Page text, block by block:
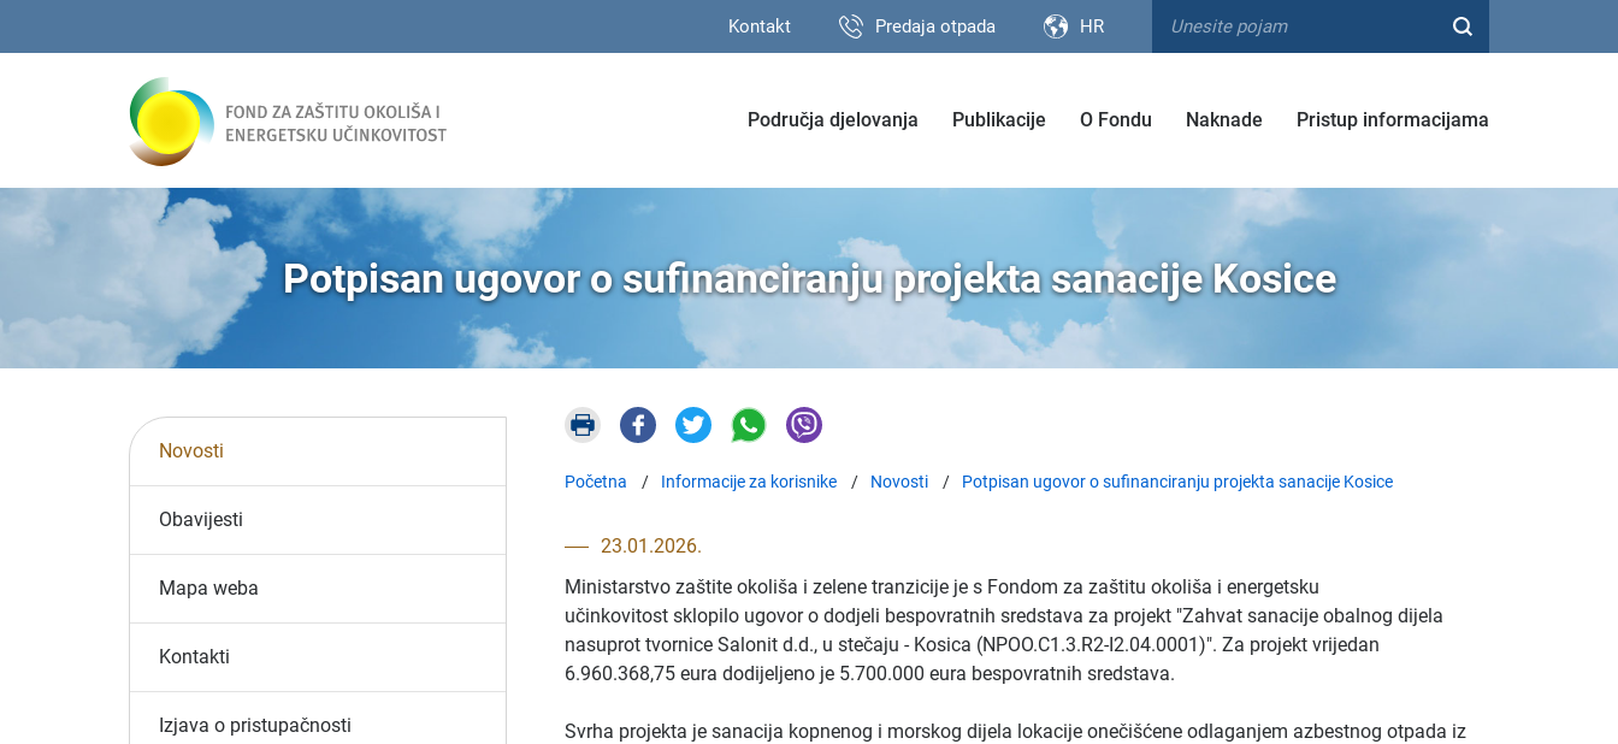
Kontakt Predaja otpada HR
Područja djelovanja Publikacije O Fondu Naknade Pristup informacijama
Potpisan ugovor o sufinanciranju projekta sanacije Kosice
Novosti
Obavijesti
Mapa weba
Kontakti
Izjava o pristupačnosti
Početna Informacije za korisnike Novosti Potpisan ugovor o sufinanciranju projekta sanacije Kosice
23.01.2026.
Ministarstvo zaštite okoliša i zelene tranzicije je s Fondom za zaštitu okoliša i energetsku
učinkovitost sklopilo ugovor o dodjeli bespovratnih sredstava za projekt "Zahvat sanacije obalnog dijela
nasuprot tvornice Salonit d.d., u stečaju - Kosica (NPOO.C1.3.R2-I2.04.0001)". Za projekt vrijedan
6.960.368,75 eura dodijeljeno je 5.700.000 eura bespovratnih sredstava.
Svrha projekta je sanacija kopnenog i morskog dijela lokacije onečišćene odlaganjem azbestnog otpada iz